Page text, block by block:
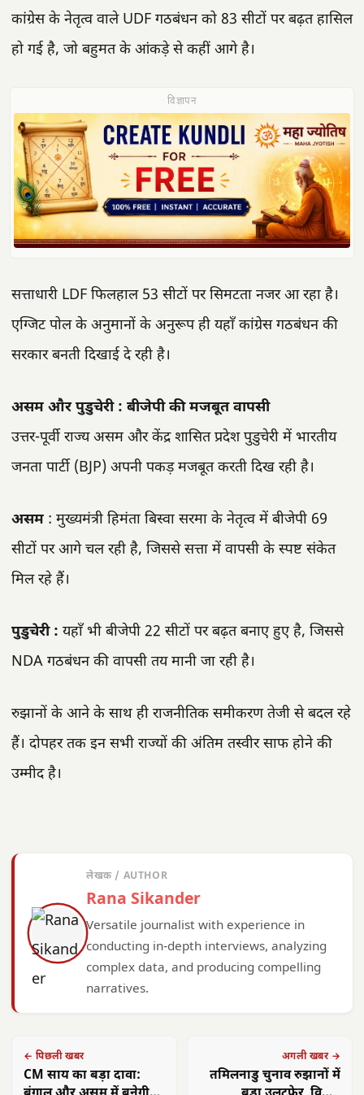
कांग्रेस के नेतृत्व वाले UDF गठबंधन को 83 सीटों पर बढ़त हासिल
हो गई है, जो बहुमत के आंकड़े से कहीं आगे है।
विज्ञापन
सत्ताधारी LDF फिलहाल 53 सीटों पर सिमटता नजर आ रहा है।
एग्जिट पोल के अनुमानों के अनुरूप ही यहाँ कांग्रेस गठबंधन की
सरकार बनती दिखाई दे रही है।
असम और पुडुचेरी : बीजेपी की मजबूत वापसी
उत्तर-पूर्वी राज्य असम और केंद्र शासित प्रदेश पुडुचेरी में भारतीय
जनता पार्टी (BJP) अपनी पकड़ मजबूत करती दिख रही है।
असम : मुख्यमंत्री हिमंता बिस्वा सरमा के नेतृत्व में बीजेपी 69
सीटों पर आगे चल रही है, जिससे सत्ता में वापसी के स्पष्ट संकेत
मिल रहे हैं।
पुडुचेरी : यहाँ भी बीजेपी 22 सीटों पर बढ़त बनाए हुए है, जिससे
NDA गठबंधन की वापसी तय मानी जा रही है।
रुझानों के आने के साथ ही राजनीतिक समीकरण तेजी से बदल रहे
हैं। दोपहर तक इन सभी राज्यों की अंतिम तस्वीर साफ होने की
उम्मीद है।
लेखक / AUTHOR
Rana Sikander
Versatile journalist with experience in
conducting in-depth interviews, analyzing
complex data, and producing compelling
narratives.
← पिछली खबर
CM साय का बड़ा दावा:
अगली खबर →
तमिलनाडु चुनाव रुझानों में